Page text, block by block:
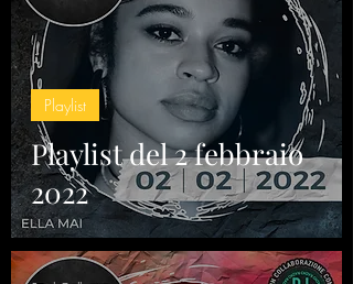
Playlist del 2 febbraio
2022
Playlist